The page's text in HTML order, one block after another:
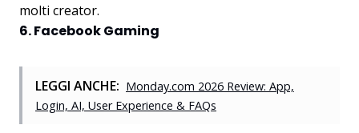
molti creator.
6. Facebook Gaming
LEGGI ANCHE: Monday.com 2026 Review: App,
Login, AI, User Experience & FAQs